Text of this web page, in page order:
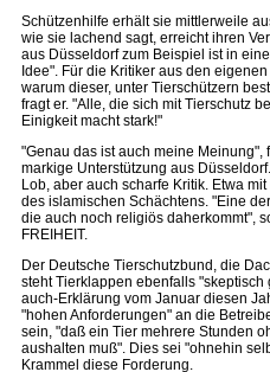
Schützenhilfe erhält sie mittlerweile
wie sie lachend sagt, erreicht ihren
aus Düsseldorf zum Beispiel ist in
Idee". Für die Kritiker aus den
warum dieser, unter Tierschützern
fragt er. "Alle, die sich mit Tierschutz
Einigkeit macht stark!"
"Genau das ist auch meine Meinung",
markige Unterstützung aus
Lob, aber auch scharfe Kritik. Etwa
des islamischen Schächtens. "Eine
die auch noch religiös daherkommt",
FREIHEIT.
Der Deutsche Tierschutzbund, die
steht Tierklappen ebenfalls
auch-Erklärung vom Januar diesen
"hohen Anforderungen" an die
sein, "daß ein Tier mehrere Stunden
aushalten muß". Dies sei "ohnehin
Krammel diese Forderung.